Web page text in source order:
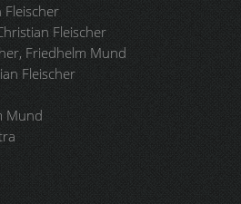
Fleischer
Fleischer
Friedhelm Mund
Fleischer
Mund